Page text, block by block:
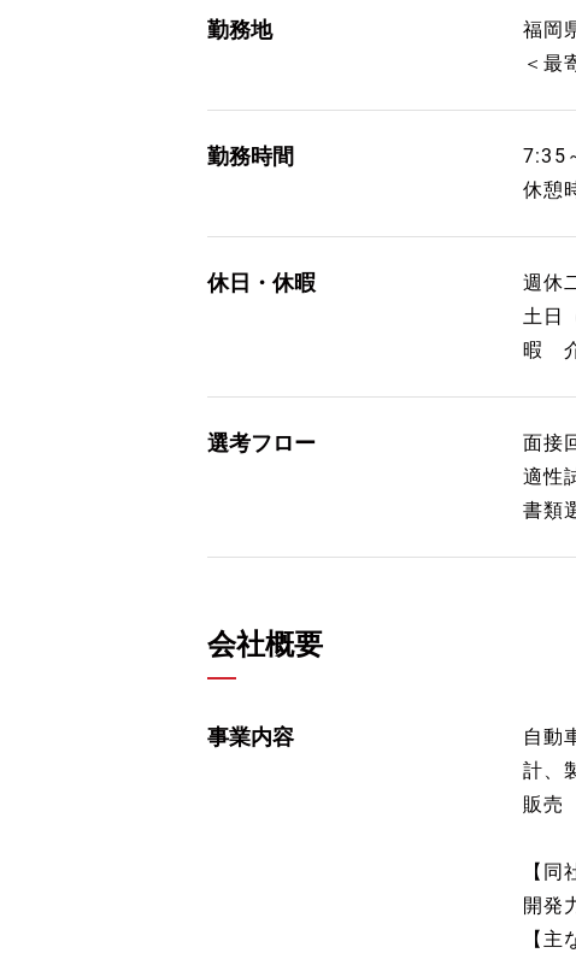
勤務地
福岡
＜最
勤務時間
7:35
休憩
休日・休暇
週休
土日
暇
選考フロー
面接
適性
書類
会社概要
事業内容
自動
計、
販売
【同
開発
【主